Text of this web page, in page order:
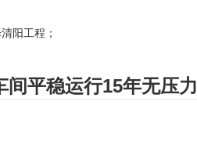
阳工程 ；
间平稳运行15年无压力